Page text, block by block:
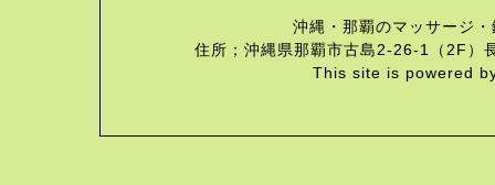
沖縄・那覇のマッサージ
住所；沖縄県那覇市古島2-26-1（2F
This site is powered